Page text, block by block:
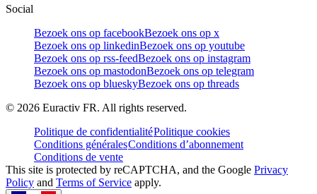
Social
Bezoek ons op facebookBezoek ons op x
Bezoek ons op linkedinBezoek ons op youtube
Bezoek ons op rss-feedBezoek ons op instagram
Bezoek ons op mastodonBezoek ons op telegram
Bezoek ons op blueskyBezoek ons op threads
© 2026 Euractiv FR. All rights reserved.
Politique de confidentialitéPolitique cookies
Conditions généralesConditions d’abonnement
Conditions de vente
This site is protected by reCAPTCHA, and the Google Privacy
Policy and Terms of Service apply.